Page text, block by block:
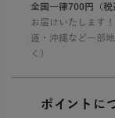
全国一律700円（税
お届けいたします
道・沖縄など一部
く）
ポイントに